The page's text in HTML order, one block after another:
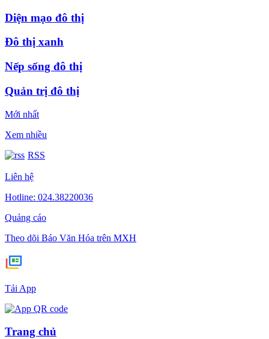
Diện mạo đô thị
Đô thị xanh
Nếp sống đô thị
Quản trị đô thị
Mới nhất
Xem nhiều
RSS
Liên hệ
Hotline: 024.38220036
Quảng cáo
Theo dõi Báo Văn Hóa trên MXH
Tải App
Trang chủ